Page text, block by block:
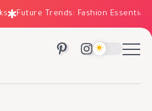
Future Trends: Fashion Essentials for